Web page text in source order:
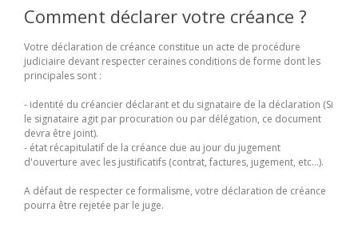
Comment déclarer votre créance ?
Votre déclaration de créance constitue un acte de procédure
judiciaire devant respecter ceraines conditions de forme dont les
principales sont :
- identité du créancier déclarant et du signataire de la déclaration (Si
le signataire agit par procuration ou par délégation, ce document
devra être joint).
- état récapitulatif de la créance due au jour du jugement
d'ouverture avec les justificatifs (contrat, factures, jugement, etc...).
A défaut de respecter ce formalisme, votre déclaration de créance
pourra être rejetée par le juge.